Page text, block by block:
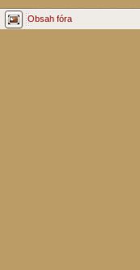
Obsah fóra